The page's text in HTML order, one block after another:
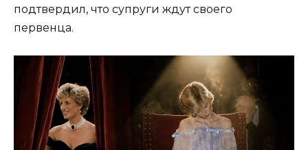
подтвердил, что супруги ждут своего
первенца.